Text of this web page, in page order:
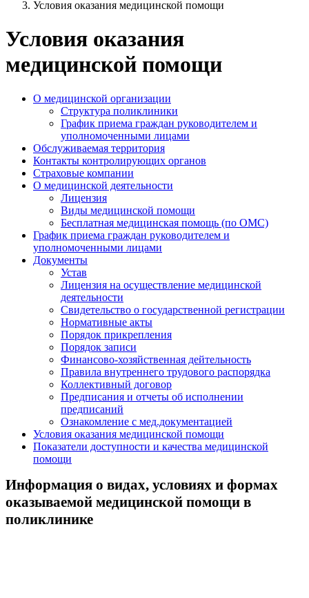
Условия оказания медицинской помощи
Условия оказания
медицинской помощи
О медицинской организации
Структура поликлиники
График приема граждан руководителем и
уполномоченными лицами
Обслуживаемая территория
Контакты контролирующих органов
Страховые компании
О медицинской деятельности
Лицензия
Виды медицинской помощи
Бесплатная медицинская помощь (по ОМС)
График приема граждан руководителем и
уполномоченными лицами
Документы
Устав
Лицензия на осуществление медицинской
деятельности
Свидетельство о государственной регистрации
Нормативные акты
Порядок прикрепления
Порядок записи
Финансово-хозяйственная дейтельность
Правила внутреннего трудового распорядка
Коллективный договор
Предписания и отчеты об исполнении
предписаний
Ознакомление с мед.документацией
Условия оказания медицинской помощи
Показатели доступности и качества медицинской
помощи
Информация о видах, условиях и формах
оказываемой медицинской помощи в
поликлинике